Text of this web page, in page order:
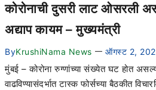
कोरोनाची दुसरी लाट ओसरली
अद्याप कायम – मुख्यमंत्री
ByKrushiNama News — ऑगस्ट 2,
मुंबई – कोरोना रुग्णांच्या संख्येत घट होत
वाढविण्यासंदर्भात टास्क फोर्सच्या बैठकीत